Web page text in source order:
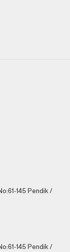
145 Pendik /
145 Pendik /